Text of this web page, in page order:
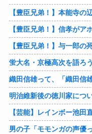
【豊臣兄弟！】信孝がア
【豊臣兄弟！】与一郎の
蛍大名・京極高次を語ろう
明治維新後の徳川家につ
男の子「モモンガの声優